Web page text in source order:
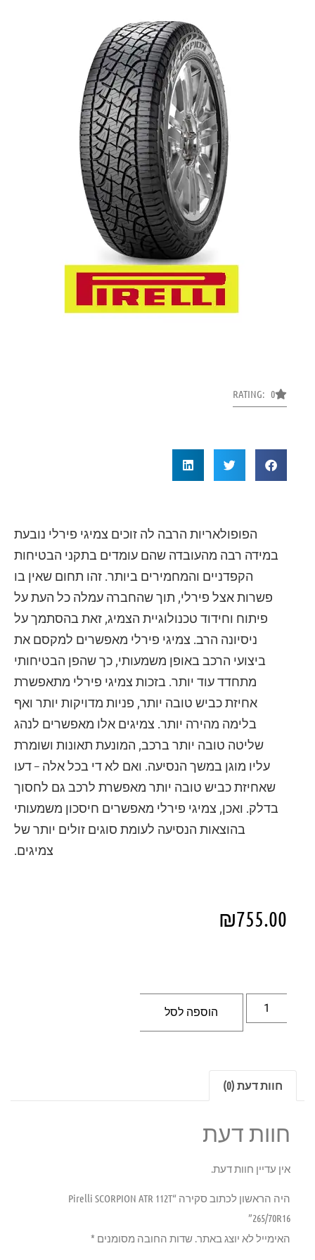
RATING: 0
הפופולאריות הרבה לה זוכים צמיגי פירלי נובעת
במידה רבה מהעובדה שהם עומדים בתקני הבטיחות
הקפדניים והמחמירים ביותר. זהו תחום שאין בו
פשרות אצל פירלי, תוך שהחברה עמלה כל העת על
פיתוח וחידוד טכנולוגיית הצמיג, זאת בהסתמך על
ניסיונה הרב. צמיגי פירלי מאפשרים למקסם את
ביצועי הרכב באופן משמעותי, כך שהפן הבטיחותי
מתחדד עוד יותר. בזכות צמיגי פירלי מתאפשרת
אחיזת כביש טובה יותר, פניות מדויקות יותר ואף
בלימה מהירה יותר. צמיגים אלו מאפשרים לנהג
שליטה טובה יותר ברכב, המונעת תאונות ושומרת
עליו מוגן במשך הנסיעה. ואם לא די בכל אלה – דעו
שאחיזת כביש טובה יותר מאפשרת לרכב גם לחסוך
בדלק. ואכן, צמיגי פירלי מאפשרים חיסכון משמעותי
בהוצאות הנסיעה לעומת סוגים זולים יותר של
צמיגים.
₪755.00
הוספה לסל
חוות דעת (0)
חוות דעת
אין עדיין חוות דעת.
היה הראשון לכתוב סקירה “Pirelli SCORPION ATR 112T
265/70R16”
האימייל לא יוצג באתר.שדות החובה מסומנים*